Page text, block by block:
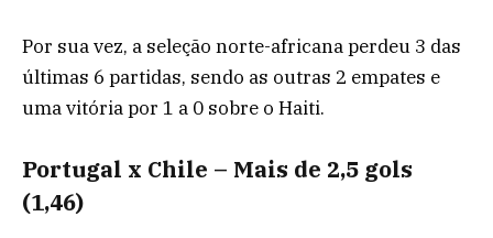
Por sua vez, a seleção norte-africana perdeu 3 das
últimas 6 partidas, sendo as outras 2 empates e
uma vitória por 1 a 0 sobre o Haiti.
Portugal x Chile – Mais de 2,5 gols
(1,46)